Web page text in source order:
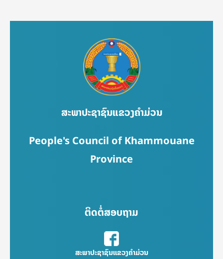
ສະພາປະຊາຊົນແຂວງຄຳມ່ວນ
People's Council of Khammouane
Province
ຕິດຕໍ່ສອບຖາມ
ສະພາປະຊາຊົນແຂວງຄຳມ່ວນ